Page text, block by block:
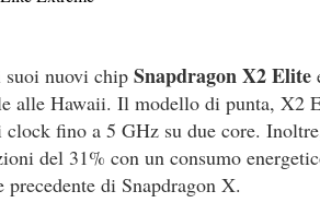
suoi nuovi chip Snapdragon X2 Elite
alle Hawaii. Il modello di punta, X2
fino a 5 GHz su due core.
del 31% con un consumo
di Snapdragon X.